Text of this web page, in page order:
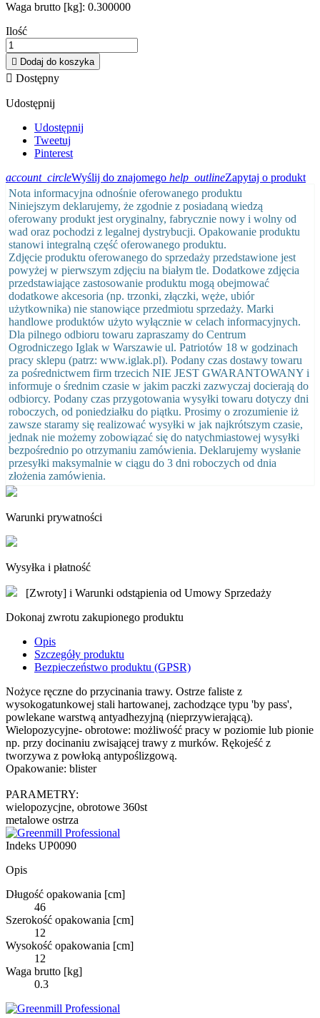
Waga brutto [kg]: 0.300000
Ilość
 Dodaj do koszyka
 Dostępny
Udostępnij
Udostępnij
Tweetuj
Pinterest
account_circleWyślij do znajomego help_outlineZapytaj o produkt
Nota informacyjna odnośnie oferowanego produktu
Niniejszym deklarujemy, że zgodnie z posiadaną wiedzą
oferowany produkt jest oryginalny, fabrycznie nowy i wolny od
wad oraz pochodzi z legalnej dystrybucji. Opakowanie produktu
stanowi integralną część oferowanego produktu.
Zdjęcie produktu oferowanego do sprzedaży przedstawione jest
powyżej w pierwszym zdjęciu na białym tle. Dodatkowe zdjęcia
przedstawiające zastosowanie produktu mogą obejmować
dodatkowe akcesoria (np. trzonki, złączki, węże, ubiór
użytkownika) nie stanowiące przedmiotu sprzedaży. Marki
handlowe produktów użyto wyłącznie w celach informacyjnych.
Dla pilnego odbioru towaru zapraszamy do Centrum
Ogrodniczego Iglak w Warszawie ul. Patriotów 18 w godzinach
pracy sklepu (patrz: www.iglak.pl). Podany czas dostawy towaru
za pośrednictwem firm trzecich NIE JEST GWARANTOWANY i
informuje o średnim czasie w jakim paczki zazwyczaj docierają do
odbiorcy. Podany czas przygotowania wysyłki towaru dotyczy dni
roboczych, od poniedziałku do piątku. Prosimy o zrozumienie iż
zawsze staramy się realizować wysyłki w jak najkrótszym czasie,
jednak nie możemy zobowiązać się do natychmiastowej wysyłki
bezpośrednio po otrzymaniu zamówienia. Deklarujemy wysłanie
przesyłki maksymalnie w ciągu do 3 dni roboczych od dnia
złożenia zamówienia.
Warunki prywatności
Wysyłka i płatność
[Zwroty] i Warunki odstąpienia od Umowy Sprzedaży
Dokonaj zwrotu zakupionego produktu
Opis
Szczegóły produktu
Bezpieczeństwo produktu (GPSR)
Nożyce ręczne do przycinania trawy. Ostrze faliste z
wysokogatunkowej stali hartowanej, zachodzące typu 'by pass',
powlekane warstwą antyadhezyjną (nieprzywierającą).
Wielopozycyjne- obrotowe: możliwość pracy w poziomie lub pionie
np. przy docinaniu zwisającej trawy z murków. Rękojeść z
tworzywa z powłoką antypoślizgową.
Opakowanie: blister
PARAMETRY:
wielopozycjne, obrotowe 360st
metalowe ostrza
Indeks UP0090
Opis
Długość opakowania [cm]
46
Szerokość opakowania [cm]
12
Wysokość opakowania [cm]
12
Waga brutto [kg]
0.3